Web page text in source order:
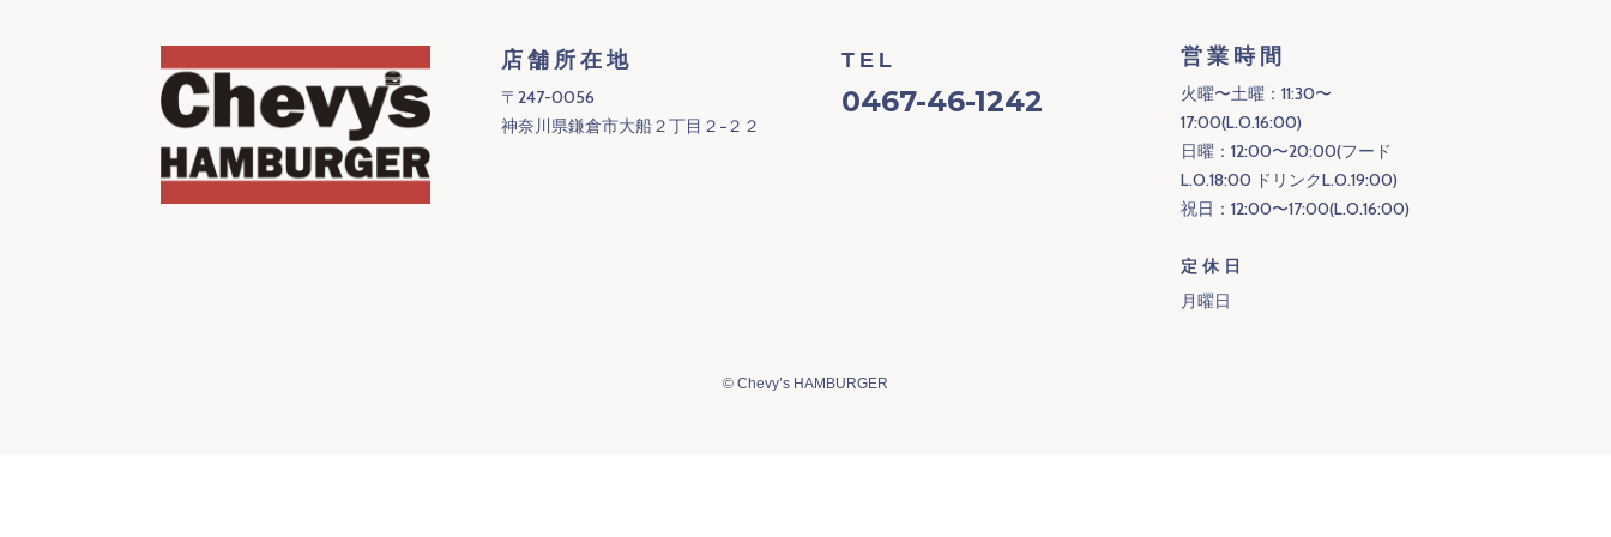
店舗所在地
〒247-0056
神奈川県鎌倉市大船２丁目２−２２
TEL
0467-46-1242
営業時間
火曜〜土曜：11:30〜
17:00(L.O.16:00)
日曜：12:00〜20:00(フード
L.O.18:00 ドリンクL.O.19:00)
祝日：12:00〜17:00(L.O.16:00)
定休日
月曜日
© Chevy’s HAMBURGER